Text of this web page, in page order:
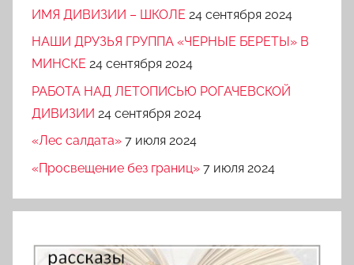
ИМЯ ДИВИЗИИ – ШКОЛЕ 24 сентября 2024
НАШИ ДРУЗЬЯ ГРУППА «ЧЕРНЫЕ БЕРЕТЫ» В
МИНСКЕ 24 сентября 2024
РАБОТА НАД ЛЕТОПИСЬЮ РОГАЧЕВСКОЙ
ДИВИЗИИ 24 сентября 2024
«Лес салдата» 7 июля 2024
«Просвещение без границ» 7 июля 2024